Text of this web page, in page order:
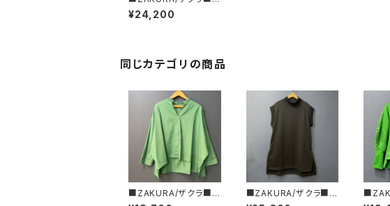
ャッカード柄リップストッ
プ・ワイドブラウス
¥24,200
同じカテゴリの商品
■ZAKURA/ザクラ■カ
イトブラウス5713-06
■ZAKURA/ザクラ■ハ
イネック・チュニックベ
袖ト